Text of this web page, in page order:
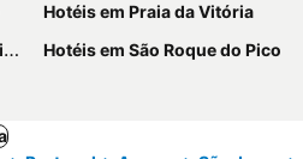
Hotéis em Praia da Vitória
Hotéis em São Roque do Pico